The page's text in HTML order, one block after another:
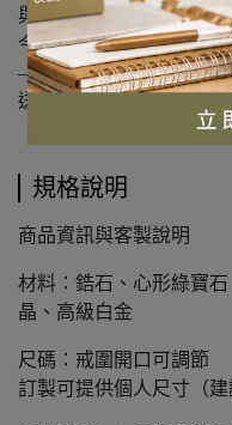
與皇族榮耀」。
今日，它也象徵著清晰
——
送給正在追夢、正在蛻變
規格說明
商品資訊與客製說明
材料：鋯石、心形綠寶
晶、高級白金
尺碼：戒圍開口可調節
訂製可提供個人尺寸（建